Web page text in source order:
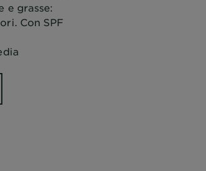
e grasse:
Con SPF